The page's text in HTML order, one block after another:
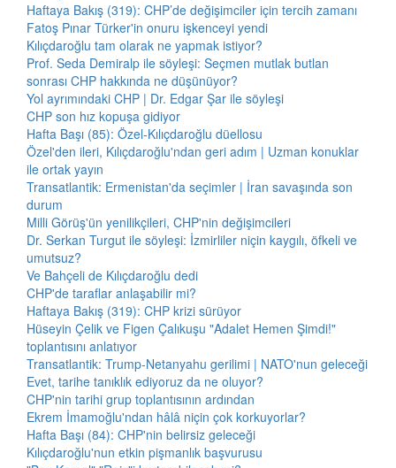
Haftaya Bakış (319): CHP’de değişimciler için tercih zamanı
Fatoş Pınar Türker'in onuru işkenceyi yendi
Kılıçdaroğlu tam olarak ne yapmak istiyor?
Prof. Seda Demiralp ile söyleşi: Seçmen mutlak butlan
sonrası CHP hakkında ne düşünüyor?
Yol ayrımındaki CHP | Dr. Edgar Şar ile söyleşi
CHP son hız kopuşa gidiyor
Hafta Başı (85): Özel-Kılıçdaroğlu düellosu
Özel'den ileri, Kılıçdaroğlu'ndan geri adım | Uzman konuklar
ile ortak yayın
Transatlantik: Ermenistan'da seçimler | İran savaşında son
durum
Milli Görüş'ün yenilikçileri, CHP'nin değişimcileri
Dr. Serkan Turgut ile söyleşi: İzmirliler niçin kaygılı, öfkeli ve
umutsuz?
Ve Bahçeli de Kılıçdaroğlu dedi
CHP'de taraflar anlaşabilir mi?
Haftaya Bakış (319): CHP krizi sürüyor
Hüseyin Çelik ve Figen Çalıkuşu "Adalet Hemen Şimdi!"
toplantısını anlatıyor
Transatlantik: Trump-Netanyahu gerilimi | NATO'nun geleceği
Evet, tarihe tanıklık ediyoruz da ne oluyor?
CHP'nin tarihi grup toplantısının ardından
Ekrem İmamoğlu'ndan hâlâ niçin çok korkuyorlar?
Hafta Başı (84): CHP'nin belirsiz geleceği
Kılıçdaroğlu'nun etkin pişmanlık başvurusu